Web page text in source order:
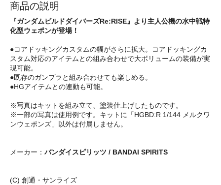
商品の説明
『ガンダムビルドダイバーズRe:RISE』より主人公機の水中戦特
化型ウェポンが登場！
●コアドッキングカスタムの幅がさらに拡大。コアドッキングカ
スタム対応のアイテムとの組み合わせで大ボリュームの装備が実
現可能。
●既存のガンプラと組み合わせても楽しめる。
●HGアイテムとの連動も可能。
※写真はキットを組み立て、塗装仕上げしたものです。
※一部の写真は使用例です。キットに「HGBD:R 1/144 メルクワ
ンウェポンズ」以外は付属しません。
メーカー： バンダイスピリッツ / BANDAI SPIRITS
(C) 創通・サンライズ